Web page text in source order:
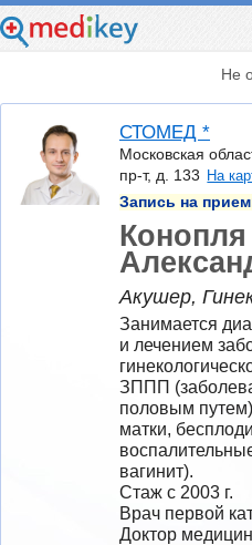
Не
СТОМЕД *
Московская
пр-т, д. 133 На
Запись на
Акушер,
Занимается
и лечением
ЗППП
половым
матки,
вагинит).
Стаж с 2003 г.
Врач первой
Доктор